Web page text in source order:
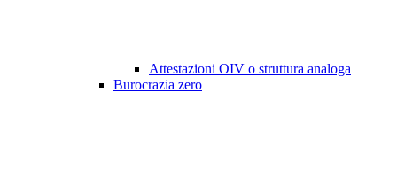
Attestazioni OIV o struttura analoga
Burocrazia zero